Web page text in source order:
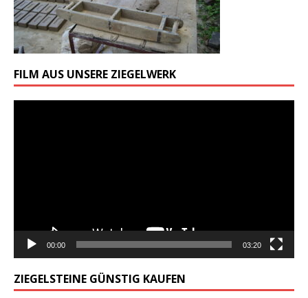
FILM AUS UNSERE ZIEGELWERK
00:00 03:20
ZIEGELSTEINE GÜNSTIG KAUFEN